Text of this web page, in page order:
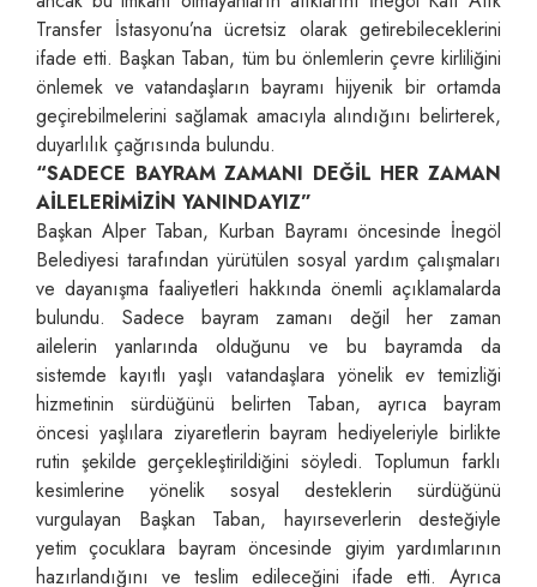
Transfer İstasyonu’na ücretsiz olarak getirebileceklerini
ifade etti. Başkan Taban, tüm bu önlemlerin çevre kirliliğini
önlemek ve vatandaşların bayramı hijyenik bir ortamda
geçirebilmelerini sağlamak amacıyla alındığını belirterek,
duyarlılık çağrısında bulundu.
“SADECE BAYRAM ZAMANI DEĞİL HER ZAMAN
AİLELERİMİZİN YANINDAYIZ”
Başkan Alper Taban, Kurban Bayramı öncesinde İnegöl
Belediyesi tarafından yürütülen sosyal yardım çalışmaları
ve dayanışma faaliyetleri hakkında önemli açıklamalarda
bulundu. Sadece bayram zamanı değil her zaman
ailelerin yanlarında olduğunu ve bu bayramda da
sistemde kayıtlı yaşlı vatandaşlara yönelik ev temizliği
hizmetinin sürdüğünü belirten Taban, ayrıca bayram
öncesi yaşlılara ziyaretlerin bayram hediyeleriyle birlikte
rutin şekilde gerçekleştirildiğini söyledi. Toplumun farklı
kesimlerine yönelik sosyal desteklerin sürdüğünü
vurgulayan Başkan Taban, hayırseverlerin desteğiyle
yetim çocuklara bayram öncesinde giyim yardımlarının
hazırlandığını ve teslim edileceğini ifade etti. Ayrıca